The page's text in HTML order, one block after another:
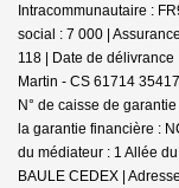
Intracommunautaire :
social : 7 000 |
118 | Date de
Martin - CS 61714
N° de caisse de
la garantie financière :
du médiateur : 1 Allée
BAULE CEDEX |